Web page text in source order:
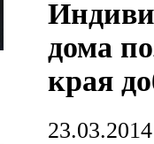
дома
края
23.03.2014